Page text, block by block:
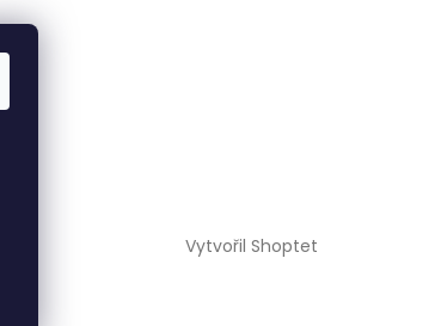
Vytvořil Shoptet